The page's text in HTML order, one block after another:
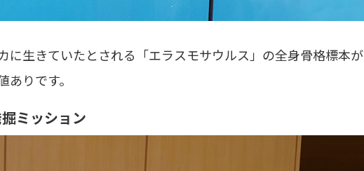
に生きていたとされる「エラスモサウルス」の全身骨格標本が
りです。
ミッション